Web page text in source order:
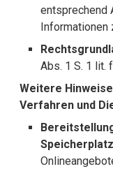
entsprechend
Informationen
Abs. 1 S. 1 lit.
Weitere
Verfahren und